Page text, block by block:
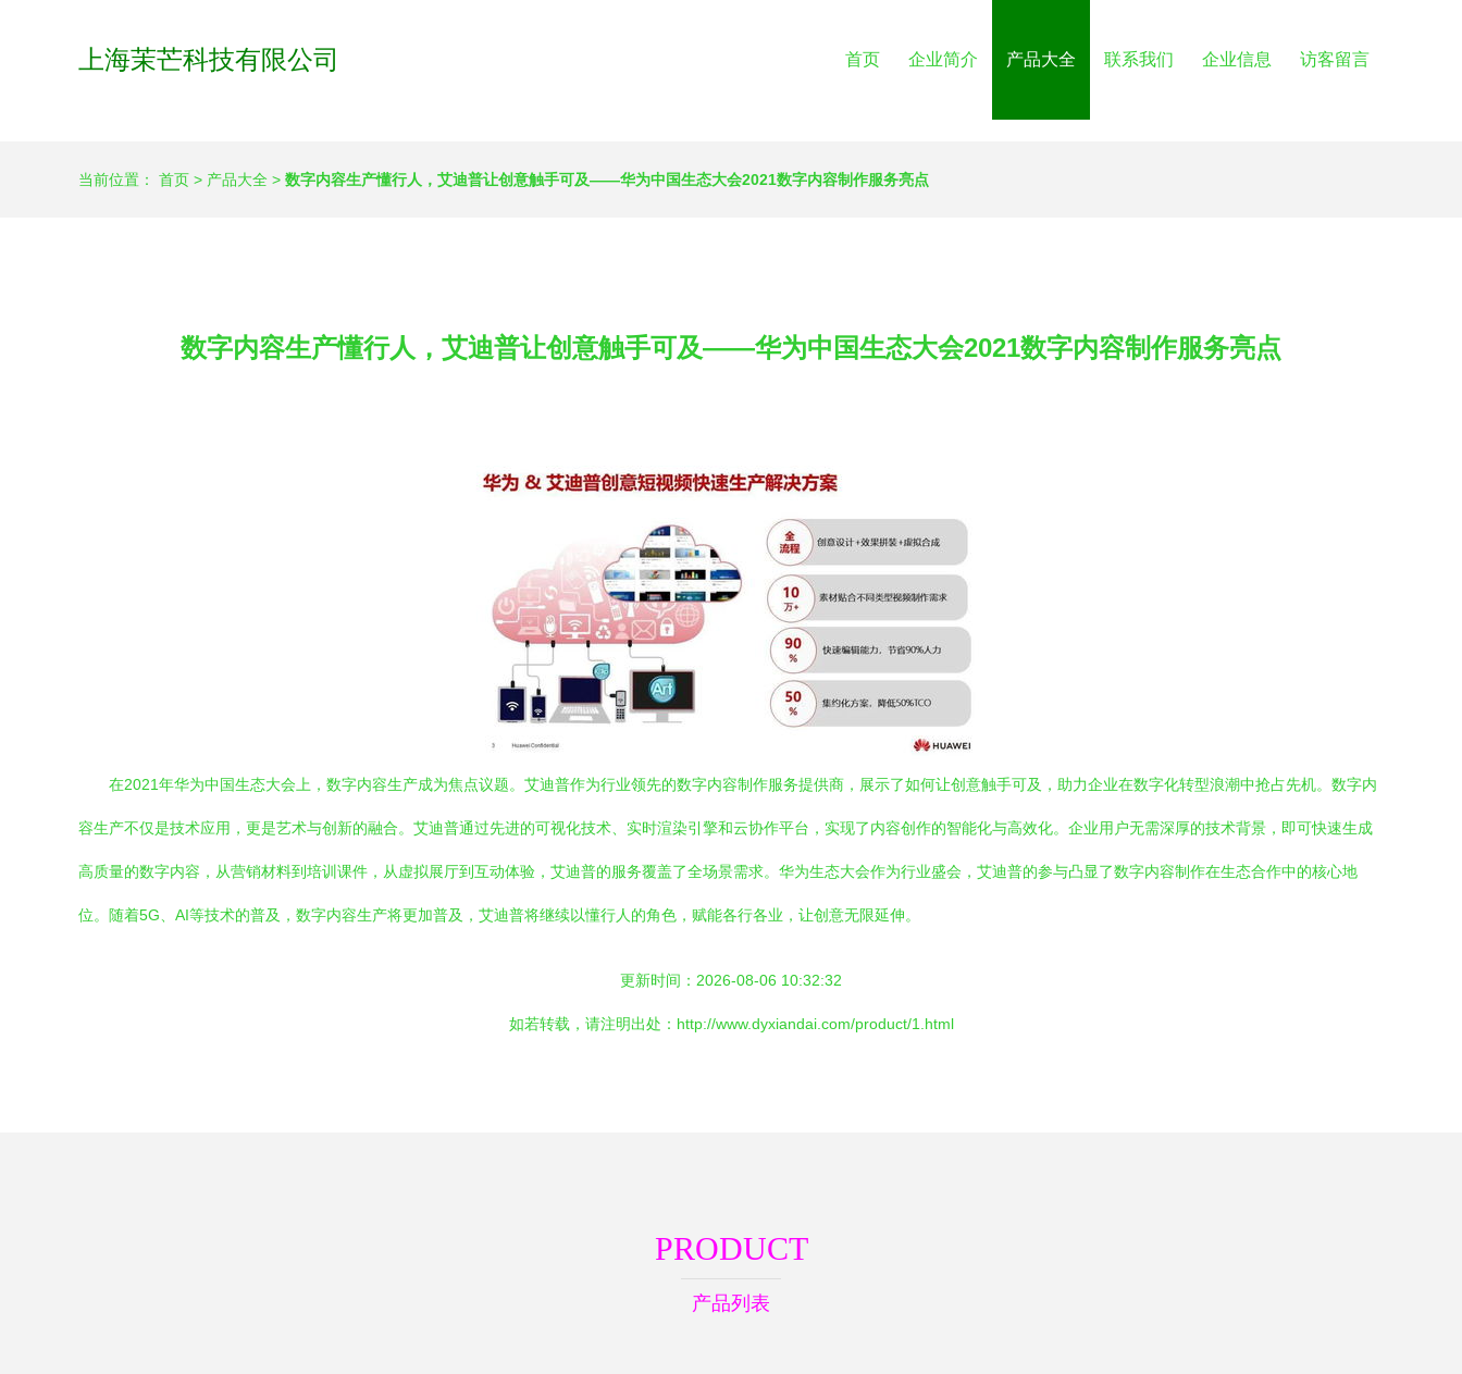
上海茉芒科技有限公司 首页 企业简介 产品大全 联系我们 企业信息 访客留言
当前位置： 首页 > 产品大全 > 数字内容生产懂行人，艾迪普让创意触手可及——华为中国生态大会2021数字内容制作服务亮点
数字内容生产懂行人，艾迪普让创意触手可及——华为中国生态大会2021数字内容制作服务亮点
在2021年华为中国生态大会上，数字内容生产成为焦点议题。艾迪普作为行业领先的数字内容制作服务提供商，展示了如何让创意触手可及，助力企业在数字化转型浪潮中抢占先机。数字内
容生产不仅是技术应用，更是艺术与创新的融合。艾迪普通过先进的可视化技术、实时渲染引擎和云协作平台，实现了内容创作的智能化与高效化。企业用户无需深厚的技术背景，即可快速生成
高质量的数字内容，从营销材料到培训课件，从虚拟展厅到互动体验，艾迪普的服务覆盖了全场景需求。华为生态大会作为行业盛会，艾迪普的参与凸显了数字内容制作在生态合作中的核心地
位。随着5G、AI等技术的普及，数字内容生产将更加普及，艾迪普将继续以懂行人的角色，赋能各行各业，让创意无限延伸。
更新时间：2026-08-06 10:32:32
如若转载，请注明出处：http://www.dyxiandai.com/product/1.html
PRODUCT
产品列表